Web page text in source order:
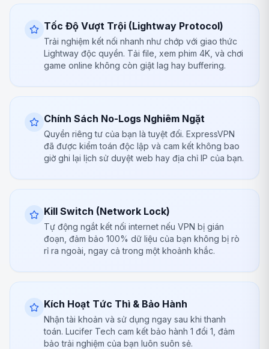
Tốc Độ Vượt Trội (Lightway Protocol)
Trải nghiệm kết nối nhanh như chớp với giao thức
Lightway độc quyền. Tải file, xem phim 4K, và chơi
game online không còn giật lag hay buffering.
Chính Sách No-Logs Nghiêm Ngặt
Quyền riêng tư của bạn là tuyệt đối. ExpressVPN
đã được kiểm toán độc lập và cam kết không bao
giờ ghi lại lịch sử duyệt web hay địa chỉ IP của bạn.
Kill Switch (Network Lock)
Tự động ngắt kết nối internet nếu VPN bị gián
đoạn, đảm bảo 100% dữ liệu của bạn không bị rò
rỉ ra ngoài, ngay cả trong một khoảnh khắc.
Kích Hoạt Tức Thì & Bảo Hành
Nhận tài khoản và sử dụng ngay sau khi thanh
toán. Lucifer Tech cam kết bảo hành 1 đổi 1, đảm
bảo trải nghiệm của bạn luôn suôn sẻ.